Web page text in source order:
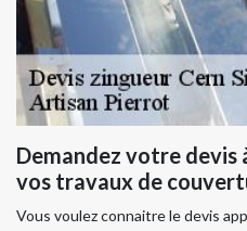
Demandez votre
vos travaux de
Vous voulez connaitre le devis